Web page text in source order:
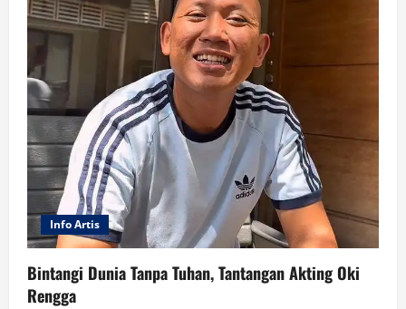
Info Artis
Bintangi Dunia Tanpa Tuhan, Tantangan Akting Oki
Rengga